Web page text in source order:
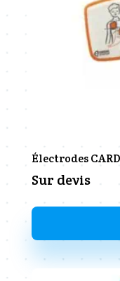
Électrodes
Sur devis